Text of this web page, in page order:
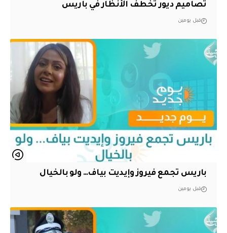
تصاميم ديور تخطف الأنظار في باريس
قبل يومين
باريس تجمع فيروز وإيديت بياف… ولو بالخيال
قبل يومين